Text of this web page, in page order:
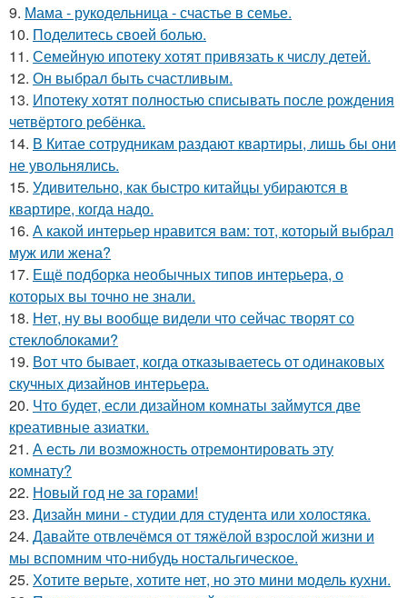
9. Мама - рукодельница - счастье в семье.
10. Поделитесь своей болью.
11. Семейную ипотеку хотят привязать к числу детей.
12. Он выбрал быть счастливым.
13. Ипотеку хотят полностью списывать после рождения
четвёртого ребёнка.
14. В Китае сотрудникам раздают квартиры, лишь бы они
не увольнялись.
15. Удивительно, как быстро китайцы убираются в
квартире, когда надо.
16. А какой интерьер нравится вам: тот, который выбрал
муж или жена?
17. Ещё подборка необычных типов интерьера, о
которых вы точно не знали.
18. Нет, ну вы вообще видели что сейчас творят со
стеклоблоками?
19. Вот что бывает, когда отказываетесь от одинаковых
скучных дизайнов интерьера.
20. Что будет, если дизайном комнаты займутся две
креативные азиатки.
21. А есть ли возможность отремонтировать эту
комнату?
22. Новый год не за горами!
23. Дизайн мини - студии для студента или холостяка.
24. Давайте отвлечёмся от тяжёлой взрослой жизни и
мы вспомним что-нибудь ностальгическое.
25. Хотите верьте, хотите нет, но это мини модель кухни.